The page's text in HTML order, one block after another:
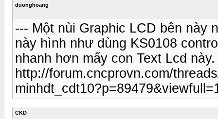
duonghoang
--- Một nùi Graphic LCD bên này
này hình như dùng KS0108
nhanh hơn mấy con Text Lcd này.
http://forum.cncprovn.com/
CKD